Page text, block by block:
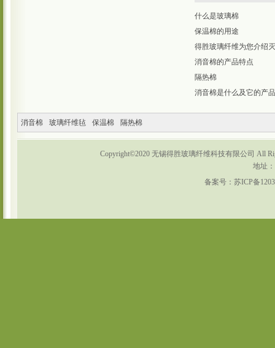
什么是玻璃棉
保温棉的用途
得胜玻璃纤维为您介绍
消音棉的产品特点
隔热棉
消音棉是什么及它的产
消音棉 玻璃纤维毡 保温棉 隔热棉
Copyright©2020 无锡得胜玻璃纤维科技有限公司 All
地址
备案号：苏ICP备